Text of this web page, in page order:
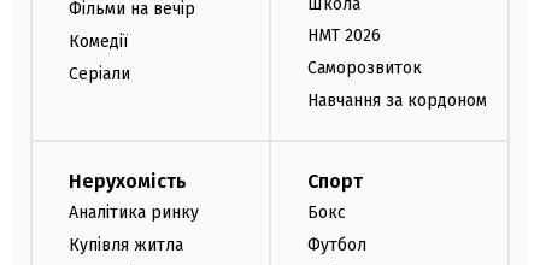
Фільми на вечір
Комедії
Серіали
НМТ 2026
Саморозвиток
Навчання за кордоном
Нерухомість
Аналітика ринку
Купівля житла
Спорт
Бокс
Футбол